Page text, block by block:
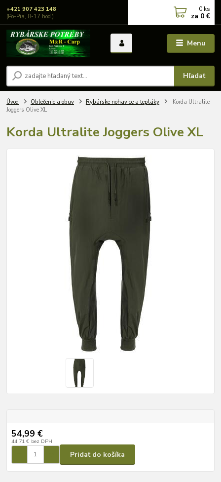
Menu
Hľadať
+421 907 423 148
(Po-Pia, 8-17 hod.)
0 ks
za 0 €
Úvod Oblečenie a obuv Rybárske nohavice a tepláky
Korda Ultralite
Joggers Olive XL
Korda Ultralite Joggers Olive XL
54,99 €
44,71 € bez DPH
Pridať do košíka